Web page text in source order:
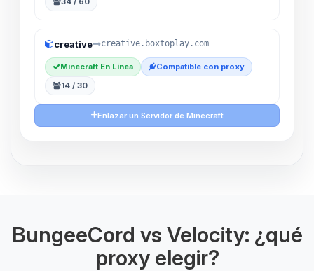
creative creative.boxtoplay.com
Minecraft En Línea
Compatible con proxy
14 / 30
Enlazar un Servidor de Minecraft
BungeeCord vs Velocity: ¿qué
proxy elegir?